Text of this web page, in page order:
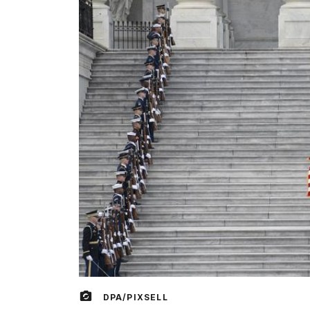
DPA/PIXSELL